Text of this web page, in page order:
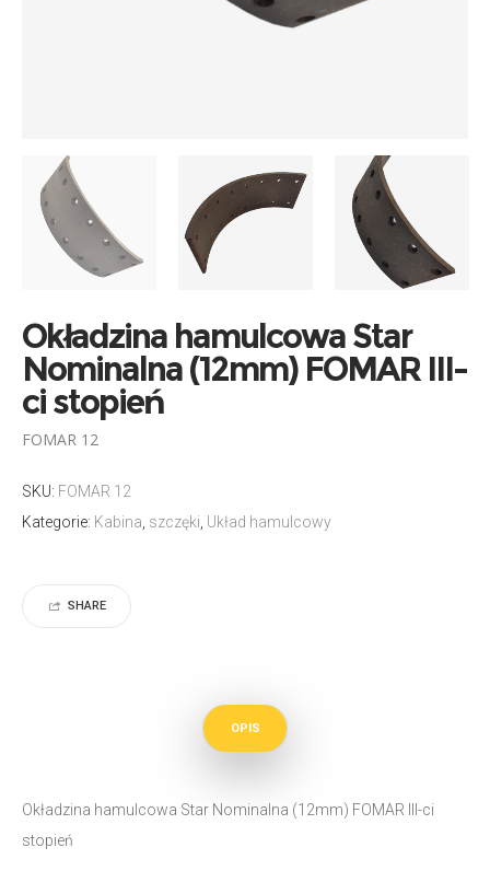
Okładzina hamulcowa Star
Nominalna (12mm) FOMAR III-
ci stopień
FOMAR 12
SKU: FOMAR 12
Kategorie: Kabina, szczęki, Układ hamulcowy
SHARE
OPIS
Okładzina hamulcowa Star Nominalna (12mm) FOMAR III-ci
stopień